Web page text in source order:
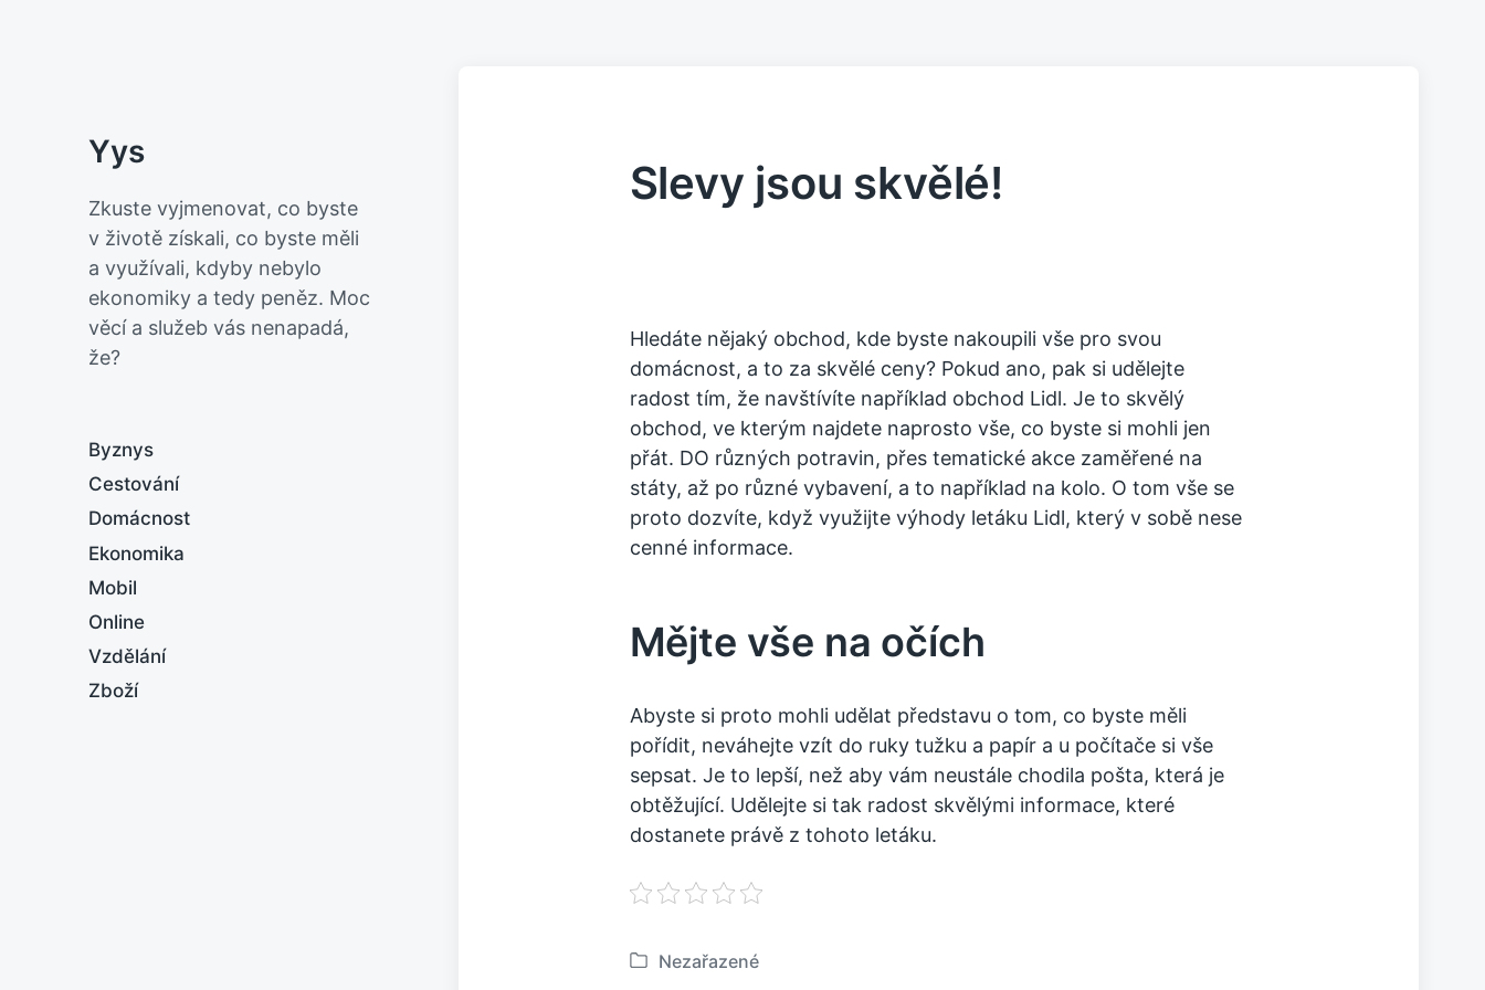
Yys
Zkuste vyjmenovat, co byste
v životě získali, co byste měli
a využívali, kdyby nebylo
ekonomiky a tedy peněz. Moc
věcí a služeb vás nenapadá,
že?
Byznys
Cestování
Domácnost
Ekonomika
Mobil
Online
Vzdělání
Zboží
Slevy jsou skvělé!
Hledáte nějaký obchod, kde byste nakoupili vše pro svou
domácnost, a to za skvělé ceny? Pokud ano, pak si udělejte
radost tím, že navštívíte například obchod Lidl. Je to skvělý
obchod, ve kterým najdete naprosto vše, co byste si mohli jen
přát. DO různých potravin, přes tematické akce zaměřené na
státy, až po různé vybavení, a to například na kolo. O tom vše se
proto dozvíte, když využijte výhody letáku Lidl, který v sobě nese
cenné informace.
Mějte vše na očích
Abyste si proto mohli udělat představu o tom, co byste měli
pořídit, neváhejte vzít do ruky tužku a papír a u počítače si vše
sepsat. Je to lepší, než aby vám neustále chodila pošta, která je
obtěžující. Udělejte si tak radost skvělými informace, které
dostanete právě z tohoto letáku.
P
Nezařazené